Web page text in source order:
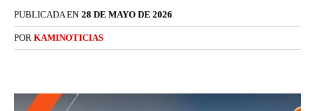
PUBLICADA EN 28 DE MAYO DE 2026
POR KAMINOTICIAS